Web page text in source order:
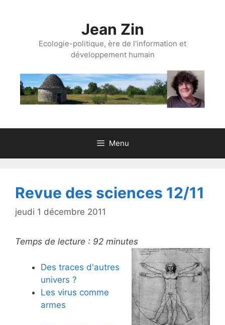
Jean Zin
Ecologie-politique, ère de l'information et
développement humain
Menu
Revue des sciences 12/11
jeudi 1 décembre 2011
Temps de lecture : 92 minutes
Des traces d'autres
univers ?
Les virus comme
armes